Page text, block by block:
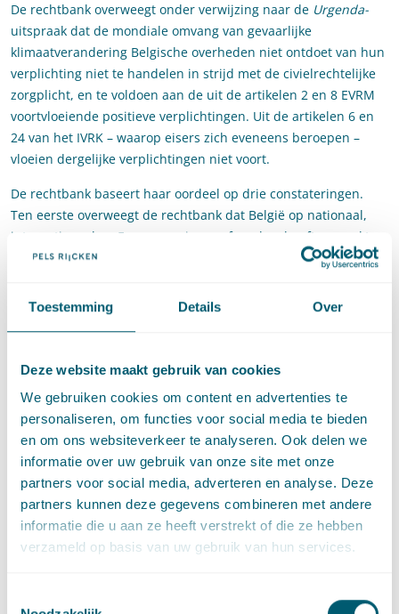
Toestemming Details Over
Deze website maakt gebruik van cookies
We gebruiken cookies om content en advertenties te
personaliseren, om functies voor social media te bieden
en om ons websiteverkeer te analyseren. Ook delen we
informatie over uw gebruik van onze site met onze
partners voor social media, adverteren en analyse. Deze
partners kunnen deze gegevens combineren met andere
informatie die u aan ze heeft verstrekt of die ze hebben
verzameld op basis van uw gebruik van hun services.
De rechtbank overweegt onder verwijzing naar de Urgenda-
uitspraak dat de mondiale omvang van gevaarlijke
klimaatverandering Belgische overheden niet ontdoet van hun
verplichting niet te handelen in strijd met de civielrechtelijke
zorgplicht, en te voldoen aan de uit de artikelen 2 en 8 EVRM
voortvloeiende positieve verplichtingen. Uit de artikelen 6 en
24 van het IVRK – waarop eisers zich eveneens beroepen –
vloeien dergelijke verplichtingen niet voort.
De rechtbank baseert haar oordeel op drie constateringen.
Ten eerste overweegt de rechtbank dat België op nationaal,
internationaal en Europees niveau afspraken heeft gemaakt
over bepaalde reductiedoelen, maar dat deze niet gehaald
klimaatbeleid volgens deskundigen gebrekkig is, en dat sprake
federale niveau en de staten schiet tekort. Ten derde stelt de
heeft gewaarschuwd over de problemen bij het behalen van
haar klimaatdoelstellingen.
Dit leidt tot de conclusie dat de gedaagden tot op heden niet
hebben gedaan wat nodig is om te voldoen aan hun
verplichtingen uit de artikelen 2 en 8 EVRM. Deze enkele
vaststelling, zo overweegt de rechtbank, leidt er niet toe dat zij
op de stoel van de wetgever gaat zitten.